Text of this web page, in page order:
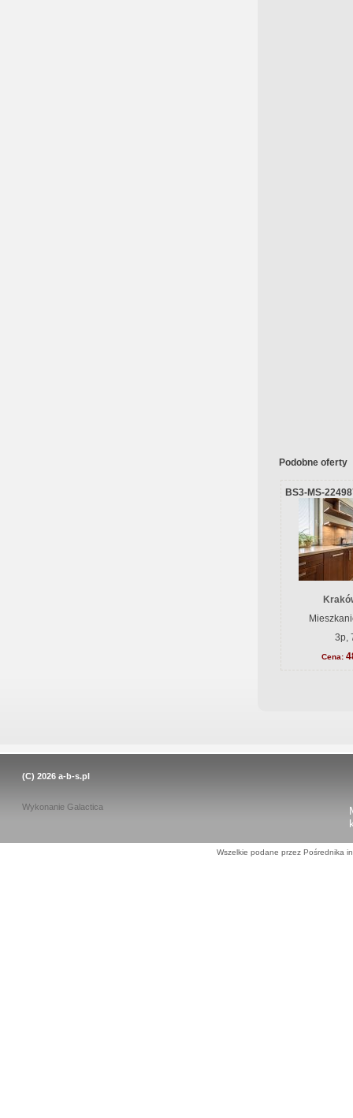
Podobne oferty
BS3-MS-
3p,
Cena:
(C) 2026 a-b-s.pl
Wykonanie Galactica
Wszelkie podane przez Pośrednika